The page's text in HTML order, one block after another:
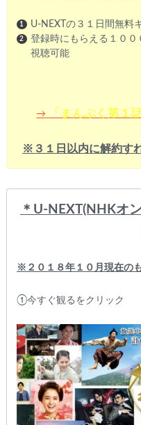
U-NEXTの３１日間無料
登録時にもらえる１０
視聴可能
→ 「まんぷく第１話
※３１日以内に解約す
＊U-NEXT(NHKオ
※２０１８年１０月現在の
①今すぐ観るをクリック